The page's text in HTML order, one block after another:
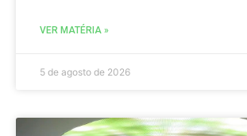
VER MATÉRIA »
5 de agosto de 2026